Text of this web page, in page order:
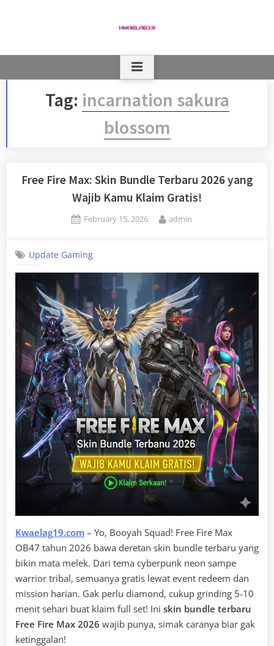
Tag: incarnation sakura
blossom
Free Fire Max: Skin Bundle Terbaru 2026 yang
Wajib Kamu Klaim Gratis!
Posted
February 15, 2026 By
admin
Update Gaming
Kwaelag19.com – Yo, Booyah Squad! Free Fire Max
OB47 tahun 2026 bawa deretan skin bundle terbaru yang
bikin mata melek. Dari tema cyberpunk neon sampe
warrior tribal, semuanya gratis lewat event redeem dan
mission harian. Gak perlu diamond, cukup grinding 5-10
menit sehari buat klaim full set! Ini skin bundle terbaru
Free Fire Max 2026 wajib punya, simak caranya biar gak
ketinggalan!